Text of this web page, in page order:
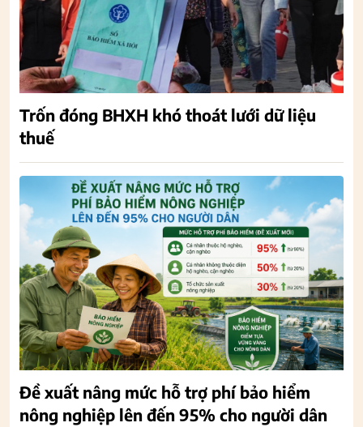
Trốn đóng BHXH khó thoát lưới dữ liệu
thuế
Đề xuất nâng mức hỗ trợ phí bảo hiểm
nông nghiệp lên đến 95% cho người dân